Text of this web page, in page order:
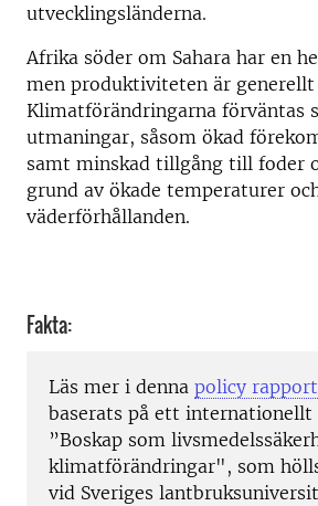
utvecklingsländerna.
Afrika söder om Sahara har en
men produktiviteten är generellt
Klimatförändringarna förväntas
utmaningar, såsom ökad
samt minskad tillgång till foder
grund av ökade temperaturer
väderförhållanden.
Fakta:
Läs mer i denna policy rapport
baserats på ett internationellt
”Boskap som
klimatförändringar", som
vid Sveriges